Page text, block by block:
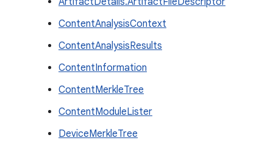
ContentAnalysisContext
ContentAnalysisResults
ContentInformation
ContentMerkleTree
ContentModuleLister
DeviceMerkleTree